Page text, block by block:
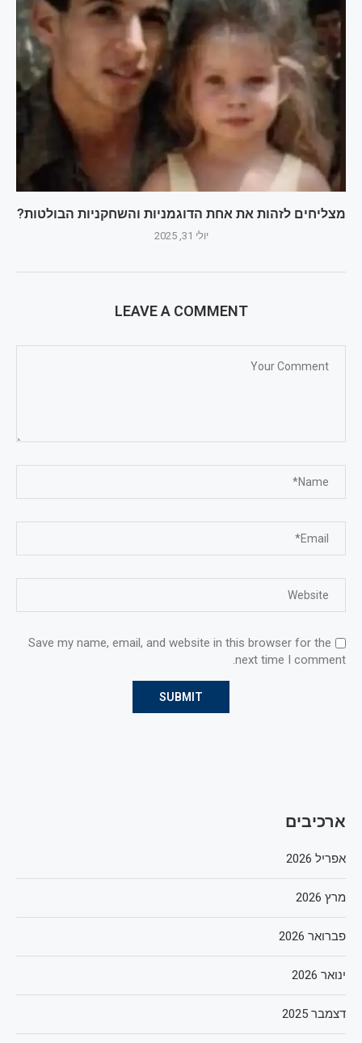
מצליחים לזהות את אחת הדוגמניות והשחקניות הבולטות?
יולי 31, 2025
LEAVE A COMMENT
Save my name, email, and website in this browser for the
next time I comment.
ארכיבים
אפריל 2026
מרץ 2026
פברואר 2026
ינואר 2026
דצמבר 2025